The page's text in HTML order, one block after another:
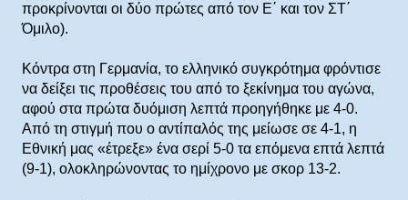
προκρίνονται οι δύο πρώτες από τον Ε΄ και τον ΣΤ΄
Όμιλο).
Κόντρα στη Γερμανία, το ελληνικό συγκρότημα φρόντισε
να δείξει τις προθέσεις του από το ξεκίνημα του αγώνα,
αφού στα πρώτα δυόμιση λεπτά προηγήθηκε με 4-0.
Από τη στιγμή που ο αντίπαλός της μείωσε σε 4-1, η
Εθνική μας «έτρεξε» ένα σερί 5-0 τα επόμενα επτά λεπτά
(9-1), ολοκληρώνοντας το ημίχρονο με σκορ 13-2.